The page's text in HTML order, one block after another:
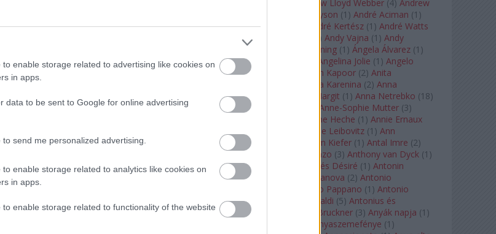
to enable storage related to advertising like cookies on
in apps.
data to be sent to Google for online advertising
send me personalized advertising.
enable storage related to analytics like cookies on
in apps.
to enable storage related to functionality of the website
Tarkovszkij
Andrew Lloyd Webber (4) Andrew
Andrew Tyson (1 ) André Aciman (1 )
André Chenier
André Kertész (1 ) André Watts
1) Andris Nelsons ) Andy Vajna (1 ) Andy
Warhol
Anette Bening (1 ) Ángela Álvarez (1 )
Angela Lansbury
Angelina Jolie (1 ) Angelo
Badalamenti
Anish Kapoor (2) Anita
Anna Karenina (2) Anna
Karenyina
Anna Margit (1 ) Anna Netrebko (18)
Anna Vinnitskaya
Anne-Sophie Mutter (3)
Anne Heche (1 ) Annie Ernaux
Annie Leibovitz (1 ) Ann
Napolitano
Anselm Kiefer (1 ) Antal Imre (2)
Anthony Roth Costanzo (3) Anthony van Dyck (1 )
Antinous
Antoine és Désiré (1 ) Antonin
Dvorák
Antonio Canova (2) Antonio
Antonio Pappano (1 ) Antonio
Salieri
Antonio Vivaldi (5) Antonius és
Kleopátra
Anton Bruckner (3) Anyák napja (1 )
Anyaszemefénye (1 )